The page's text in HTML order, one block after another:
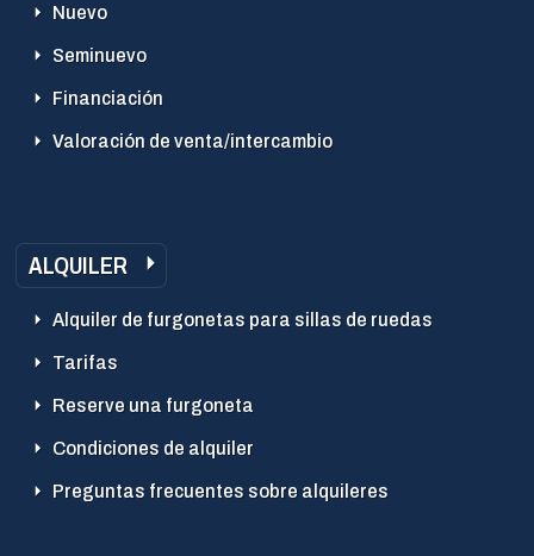
Nuevo
Seminuevo
Financiación
Valoración de venta/intercambio
ALQUILER
Alquiler de furgonetas para sillas de ruedas
Tarifas
Reserve una furgoneta
Condiciones de alquiler
Preguntas frecuentes sobre alquileres